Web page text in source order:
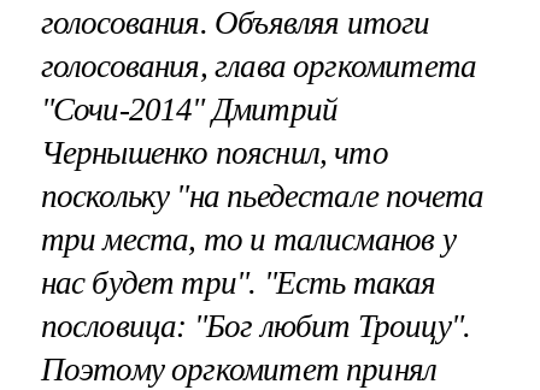
голосования. Объявляя итоги
голосования, глава оргкомитета
"Сочи-2014" Дмитрий
Чернышенко пояснил, что
поскольку "на пьедестале почета
три места, то и талисманов у
нас будет три". "Есть такая
пословица: "Бог любит Троицу".
Поэтому оргкомитет принял